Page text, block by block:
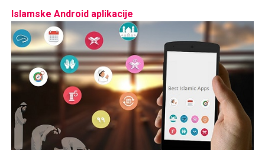
Islamske Android aplikacije